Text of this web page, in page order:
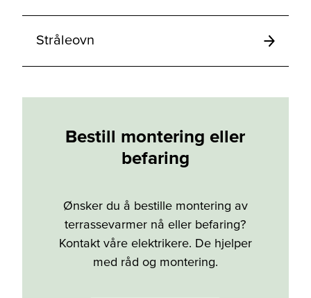
Stråleovn
Bestill montering eller
befaring
Ønsker du å bestille montering av
terrassevarmer nå eller befaring?
Kontakt våre elektrikere. De hjelper
med råd og montering.